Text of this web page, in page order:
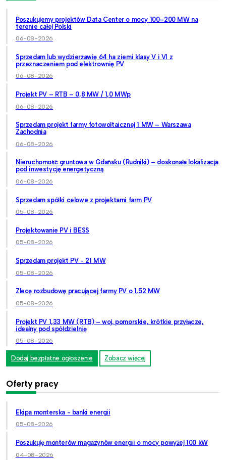
Poszukujemy projektów Data Center o mocy 100–200 MW na
terenie całej Polski
06-08-2026
Sprzedam lub wydzierżawię 64 ha ziemi klasy V i VI z
przeznaczeniem pod elektrownię PV
06-08-2026
Projekt PV – RTB – 0,8 MW / 1,0 MWp
06-08-2026
Sprzedam projekt farmy fotowoltaicznej 1 MW – Warszawa
Zachodnia
06-08-2026
Nieruchomość gruntowa w Gdańsku (Rudniki) – doskonała lokalizacja
pod inwestycję energetyczną
06-08-2026
Sprzedam spółki celowe z projektami farm PV
05-08-2026
Projektowanie PV i BESS
05-08-2026
Sprzedam projekt PV - 21 MW
05-08-2026
Zlecę rozbudowę pracującej farmy PV o 1,52 MW
05-08-2026
Projekt PV 1,33 MW (RTB) – woj. pomorskie, krótkie przyłącze,
idealny pod spółdzielnię
05-08-2026
Dodaj bezpłatne ogłoszenie Zobacz więcej
Oferty pracy
Ekipa monterska - banki energii
05-08-2026
Poszukuję monterów magazynów energii o mocy powyżej 100 kW
04-08-2026